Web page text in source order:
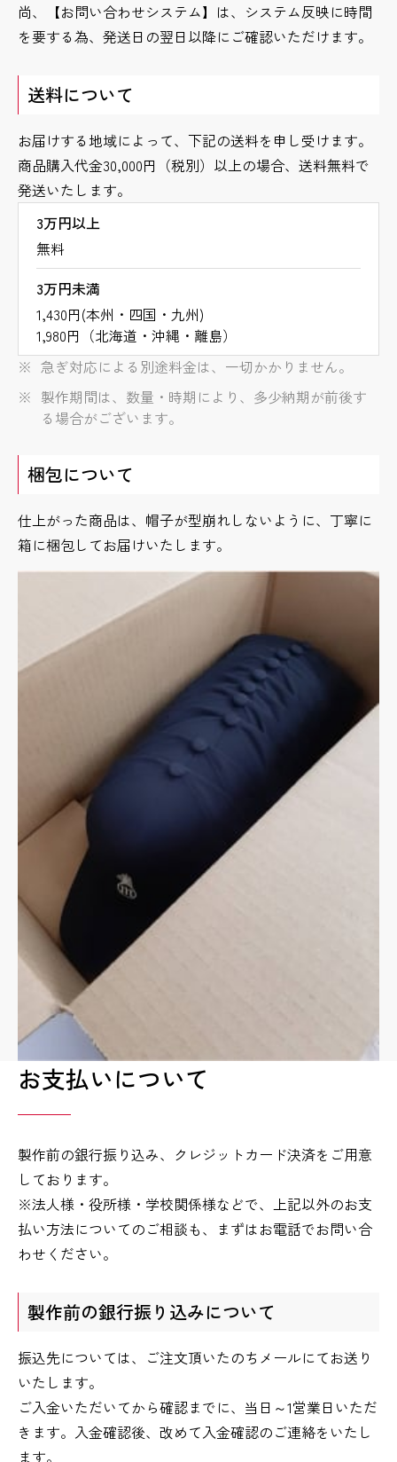
尚、【お問い合わせシステム】は、システム反映に時間
を要する為、発送日の翌日以降にご確認いただけます。
送料について
お届けする地域によって、下記の送料を申し受けます。
商品購入代金30,000円（税別）以上の場合、送料無料で
発送いたします。
3万円以上
無料
3万円未満
1,430円(本州・四国・九州)
1,980円（北海道・沖縄・離島）
急ぎ対応による別途料金は、一切かかりません。
製作期間は、数量・時期により、多少納期が前後す
る場合がございます。
梱包について
仕上がった商品は、帽子が型崩れしないように、丁寧に
箱に梱包してお届けいたします。
お支払いについて
製作前の銀行振り込み、クレジットカード決済をご用意
しております。
※法人様・役所様・学校関係様などで、上記以外のお支
払い方法についてのご相談も、まずはお電話でお問い合
わせください。
製作前の銀行振り込みについて
振込先については、ご注文頂いたのちメールにてお送り
いたします。
ご入金いただいてから確認までに、当日～1営業日いただ
きます。入金確認後、改めて入金確認のご連絡をいたし
ます。